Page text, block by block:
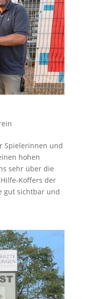
Spielerinnen und
hohen
sehr über die
Koffers der
gut sichtbar und